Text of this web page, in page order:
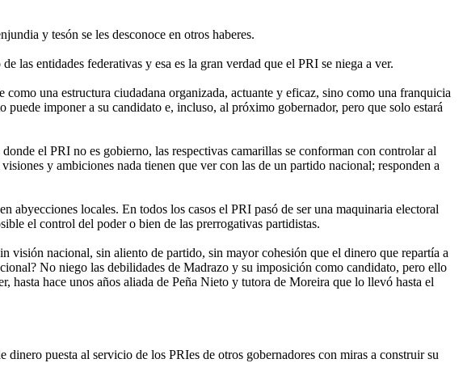
y tesón se les desconoce en otros haberes.
las entidades federativas y esa es la gran verdad que el PRI se niega a ver.
una estructura ciudadana organizada, actuante y eficaz, sino como una franquicia
imponer a su candidato e, incluso, al próximo gobernador, pero que solo estará
el PRI no es gobierno, las respectivas camarillas se conforman con controlar al
y ambiciones nada tienen que ver con las de un partido nacional; responden a
locales. En todos los casos el PRI pasó de ser una maquinaria electoral
el control del poder o bien de las prerrogativas partidistas.
nacional, sin aliento de partido, sin mayor cohesión que el dinero que repartía a
No niego las debilidades de Madrazo y su imposición como candidato, pero ello
hasta hace unos años aliada de Peña Nieto y tutora de Moreira que lo llevó hasta el
puesta al servicio de los PRIes de otros gobernadores con miras a construir su